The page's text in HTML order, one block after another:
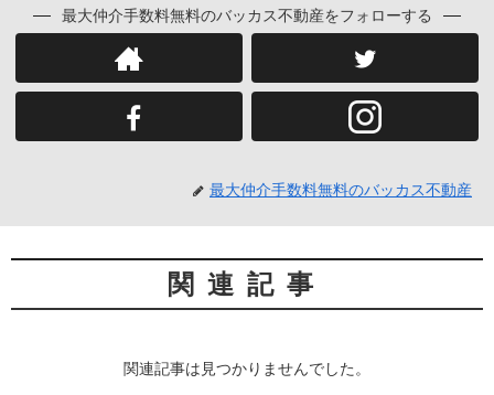
最大仲介手数料無料のバッカス不動産をフォローする
最大仲介手数料無料のバッカス不動産
関連記事
関連記事は見つかりませんでした。